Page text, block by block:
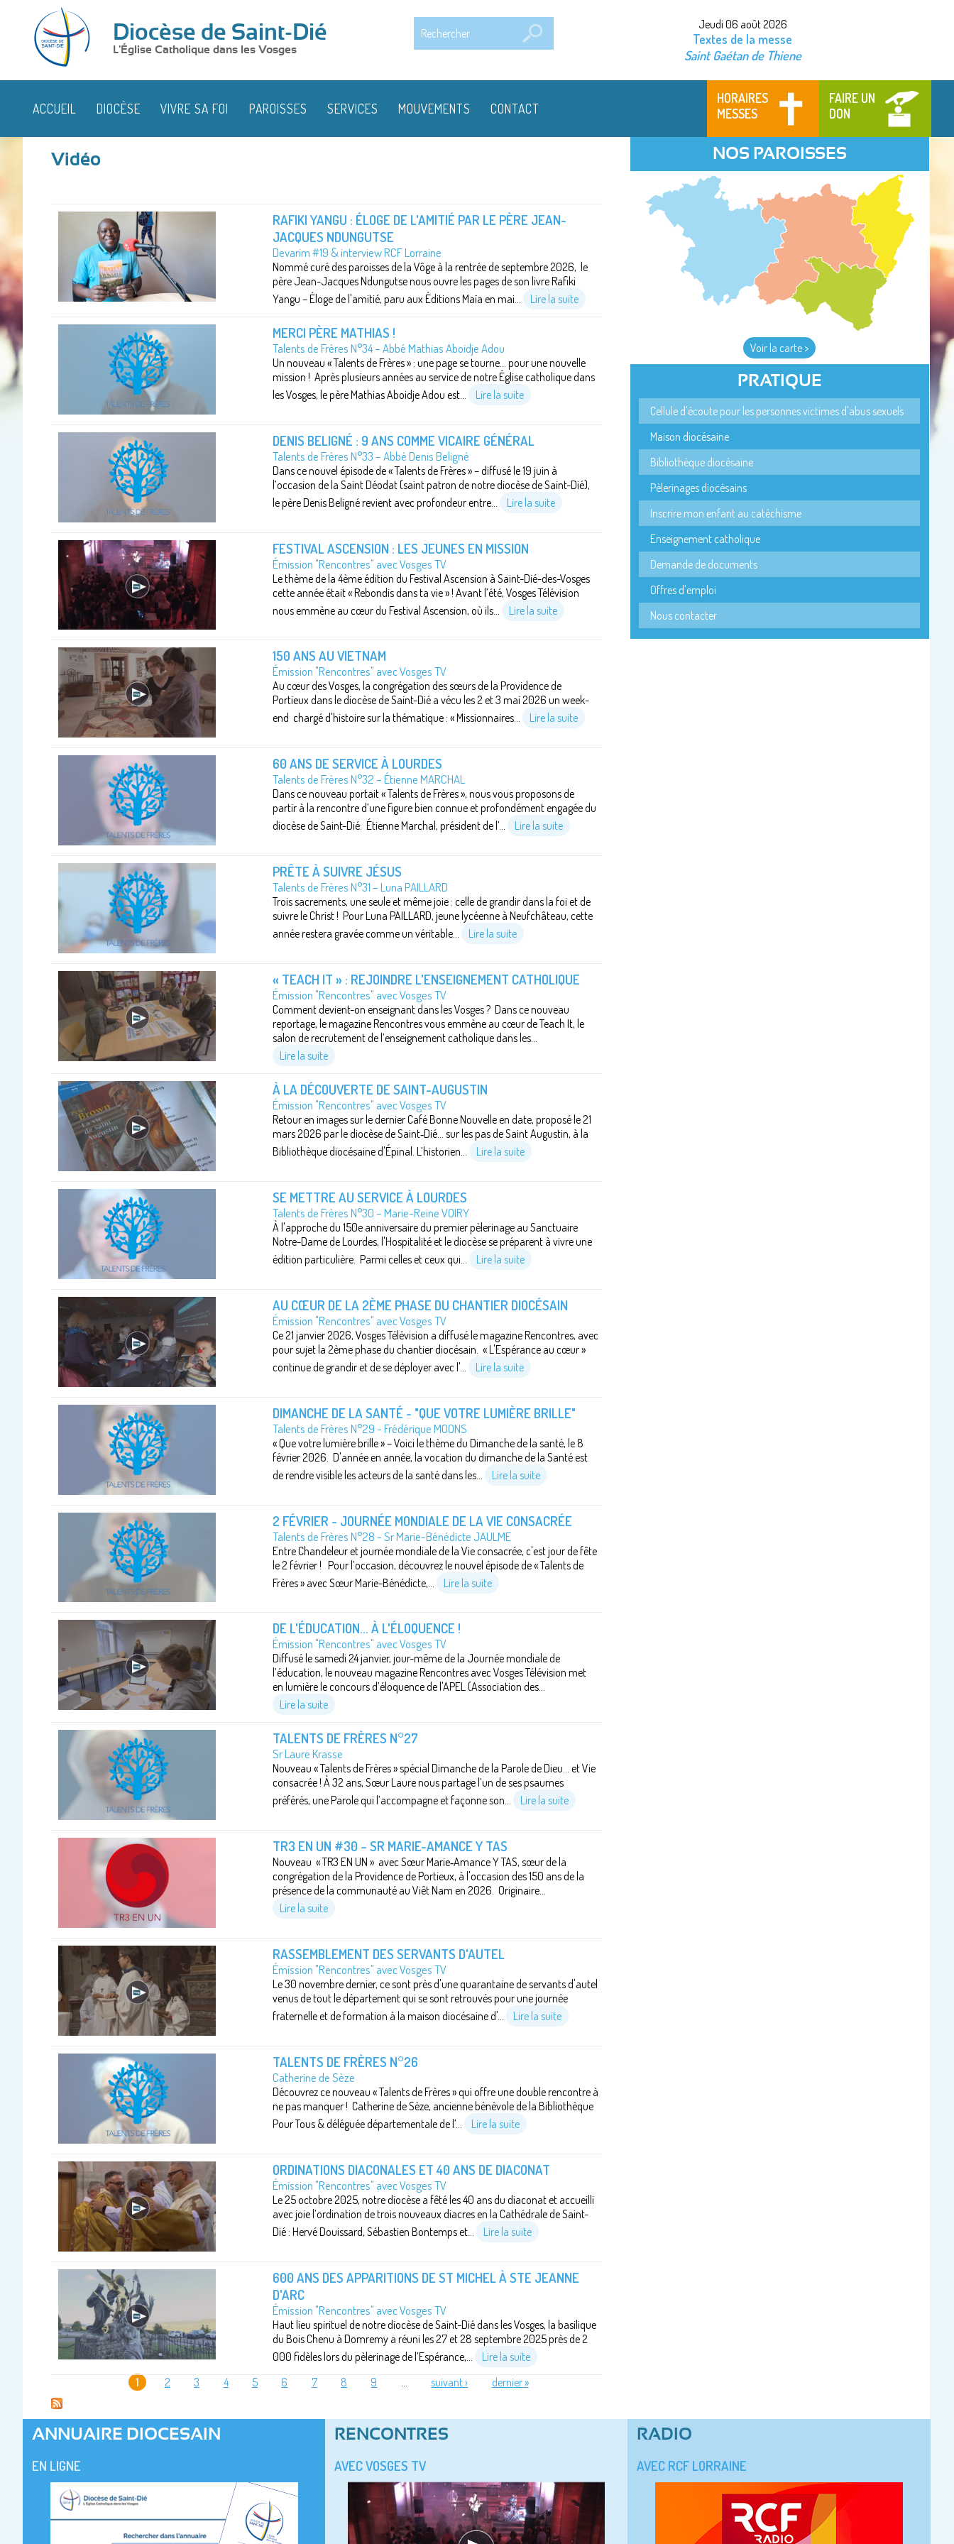
Diocèse de Saint-Dié
L'Église Catholique dans les Vosges
Jeudi 06 août 2026
Textes de la messe
Saint Gaétan de Thiene
HORAIRES
MESSES
FAIRE UN
DON
ACCUEIL DIOCÈSE VIVRE SA FOI PAROISSES SERVICES MOUVEMENTS CONTACT
Vidéo
RAFIKI YANGU : ÉLOGE DE L'AMITIÉ PAR LE PÈRE JEAN-
JACQUES NDUNGUTSE
Devarim #19 & interview RCF Lorraine
Nommé curé des paroisses de la Vôge à la rentrée de septembre 2026, le
père Jean-Jacques Ndungutse nous ouvre les pages de son livre Rafiki
Yangu – Éloge de l'amitié, paru aux Éditions Maïa en mai...
Lire la suite
MERCI PÈRE MATHIAS !
Talents de Frères N°34 – Abbé Mathias Aboidje Adou
Un nouveau « Talents de Frères » : une page se tourne... pour une nouvelle
mission ! Après plusieurs années au service de notre Église catholique dans
les Vosges, le père Mathias Aboidje Adou est...
Lire la suite
DENIS BELIGNÉ : 9 ANS COMME VICAIRE GÉNÉRAL
Talents de Frères N°33 – Abbé Denis Beligné
Dans ce nouvel épisode de « Talents de Frères » – diffusé le 19 juin à
l’occasion de la Saint Déodat (saint patron de notre diocèse de Saint-Dié),
le père Denis Beligné revient avec profondeur entre...
Lire la suite
FESTIVAL ASCENSION : LES JEUNES EN MISSION
Émission "Rencontres" avec Vosges TV
Le thème de la 4ème édition du Festival Ascension à Saint-Dié-des-Vosges
cette année était « Rebondis dans ta vie » ! Avant l’été, Vosges Télévision
nous emmène au cœur du Festival Ascension, où ils...
Lire la suite
150 ANS AU VIETNAM
Émission "Rencontres" avec Vosges TV
Au cœur des Vosges, la congrégation des sœurs de la Providence de
Portieux dans le diocèse de Saint-Dié a vécu les 2 et 3 mai 2026 un week-
end chargé d'histoire sur la thématique : « Missionnaires...
Lire la suite
60 ANS DE SERVICE À LOURDES
Talents de Frères N°32 – Étienne MARCHAL
Dans ce nouveau portait « Talents de Frères », nous vous proposons de
partir à la rencontre d’une figure bien connue et profondément engagée du
diocèse de Saint-Dié: Étienne Marchal, président de l’...
Lire la suite
PRÊTE À SUIVRE JÉSUS
Talents de Frères N°31 – Luna PAILLARD
Trois sacrements, une seule et même joie : celle de grandir dans la foi et de
suivre le Christ ! Pour Luna PAILLARD, jeune lycéenne à Neufchâteau, cette
année restera gravée comme un véritable...
Lire la suite
« TEACH IT » : REJOINDRE L'ENSEIGNEMENT CATHOLIQUE
Émission "Rencontres" avec Vosges TV
Comment devient-on enseignant dans les Vosges ? Dans ce nouveau
reportage, le magazine Rencontres vous emmène au cœur de Teach It, le
salon de recrutement de l’enseignement catholique dans les...
Lire la suite
À LA DÉCOUVERTE DE SAINT-AUGUSTIN
Émission "Rencontres" avec Vosges TV
Retour en images sur le dernier Café Bonne Nouvelle en date, proposé le 21
mars 2026 par le diocèse de Saint‑Dié... sur les pas de Saint Augustin, à la
Bibliothèque diocésaine d'Épinal. L’historien...
Lire la suite
SE METTRE AU SERVICE À LOURDES
Talents de Frères N°30 – Marie-Reine VOIRY
À l'approche du 150e anniversaire du premier pèlerinage au Sanctuaire
Notre-Dame de Lourdes, l'Hospitalité et le diocèse se préparent à vivre une
édition particulière. Parmi celles et ceux qui...
Lire la suite
AU CŒUR DE LA 2ÈME PHASE DU CHANTIER DIOCÉSAIN
Émission "Rencontres" avec Vosges TV
Ce 21 janvier 2026, Vosges Télévision a diffusé le magazine Rencontres, avec
pour sujet la 2ème phase du chantier diocésain. « L'Espérance au cœur »
continue de grandir et de se déployer avec l'...
Lire la suite
DIMANCHE DE LA SANTÉ - "QUE VOTRE LUMIÈRE BRILLE"
Talents de Frères N°29 - Frédérique MOONS
« Que votre lumière brille » – Voici le thème du Dimanche de la santé, le 8
février 2026. D'année en année, la vocation du dimanche de la Santé est
de rendre visible les acteurs de la santé dans les...
Lire la suite
2 FÉVRIER - JOURNÉE MONDIALE DE LA VIE CONSACRÉE
Talents de Frères N°28 - Sr Marie-Bénédicte JAULME
Entre Chandeleur et journée mondiale de la Vie consacrée, c'est jour de fête
le 2 février ! Pour l’occasion, découvrez le nouvel épisode de « Talents de
Frères » avec Sœur Marie-Bénédicte,...
Lire la suite
DE L'ÉDUCATION... À L'ÉLOQUENCE !
Émission "Rencontres" avec Vosges TV
Diffusé le samedi 24 janvier, jour-même de la Journée mondiale de
l’éducation, le nouveau magazine Rencontres avec Vosges Télévision met
en lumière le concours d’éloquence de l'APEL (Association des...
Lire la suite
TALENTS DE FRÈRES N°27
Sr Laure Krasse
Nouveau « Talents de Frères » spécial Dimanche de la Parole de Dieu... et Vie
consacrée ! À 32 ans, Sœur Laure nous partage l’un de ses psaumes
préférés, une Parole qui l’accompagne et façonne son...
Lire la suite
TR3 EN UN #30 – SR MARIE-AMANCE Y TAS
Nouveau « TR3 EN UN » avec Sœur Marie‑Amance Y TAS, sœur de la
congrégation de la Providence de Portieux, à l'occasion des 150 ans de la
présence de la communauté au Viêt Nam en 2026. Originaire...
Lire la suite
RASSEMBLEMENT DES SERVANTS D'AUTEL
Émission "Rencontres" avec Vosges TV
Le 30 novembre dernier, ce sont près d'une quarantaine de servants d'autel
venus de tout le département qui se sont retrouvés pour une journée
fraternelle et de formation à la maison diocésaine d'...
Lire la suite
TALENTS DE FRÈRES N°26
Catherine de Sèze
Découvrez ce nouveau « Talents de Frères » qui offre une double rencontre à
ne pas manquer ! Catherine de Sèze, ancienne bénévole de la Bibliothèque
Pour Tous & déléguée départementale de l’...
Lire la suite
ORDINATIONS DIACONALES ET 40 ANS DE DIACONAT
Émission "Rencontres" avec Vosges TV
Le 25 octobre 2025, notre diocèse a fêté les 40 ans du diaconat et accueilli
avec joie l’ordination de trois nouveaux diacres en la Cathédrale de Saint-
Dié : Hervé Douissard, Sébastien Bontemps et...
Lire la suite
600 ANS DES APPARITIONS DE ST MICHEL À STE JEANNE
D'ARC
Émission "Rencontres" avec Vosges TV
Haut lieu spirituel de notre diocèse de Saint-Dié dans les Vosges, la basilique
du Bois Chenu à Domremy a réuni les 27 et 28 septembre 2025 près de 2
000 fidèles lors du pèlerinage de l’Espérance,...
Lire la suite
PAGES
1 2 3 4 5 6 7 8 9 suivant › dernier »
NOS PAROISSES
Voir la carte >
PRATIQUE
Cellule d'écoute pour les personnes victimes d'abus sexuels
Maison diocésaine
Bibliothèque diocésaine
Pèlerinages diocésains
Inscrire mon enfant au catéchisme
Enseignement catholique
Demande de documents
Offres d'emploi
Nous contacter
ANNUAIRE DIOCESAIN
EN LIGNE
RENCONTRES
AVEC VOSGES TV
RADIO
AVEC RCF LORRAINE